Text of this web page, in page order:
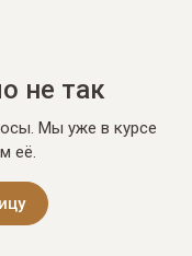
не так
Мы уже в курсе
её.